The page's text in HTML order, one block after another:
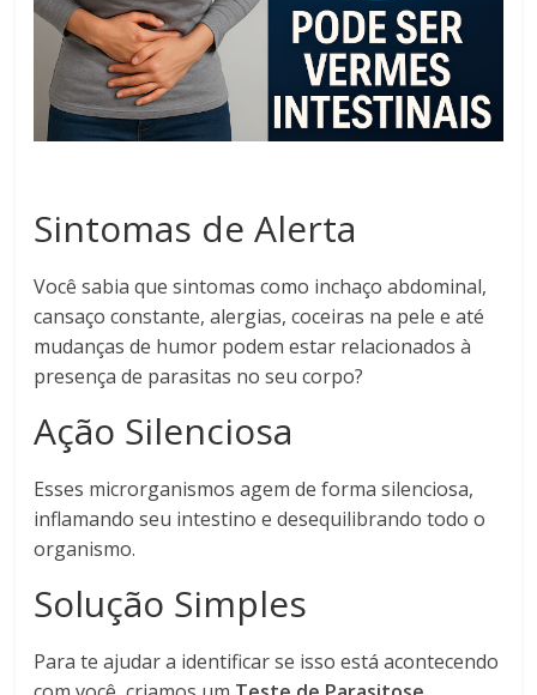
Sintomas de Alerta
Você sabia que sintomas como inchaço abdominal,
cansaço constante, alergias, coceiras na pele e até
mudanças de humor podem estar relacionados à
presença de parasitas no seu corpo?
Ação Silenciosa
Esses microrganismos agem de forma silenciosa,
inflamando seu intestino e desequilibrando todo o
organismo.
Solução Simples
Para te ajudar a identificar se isso está acontecendo